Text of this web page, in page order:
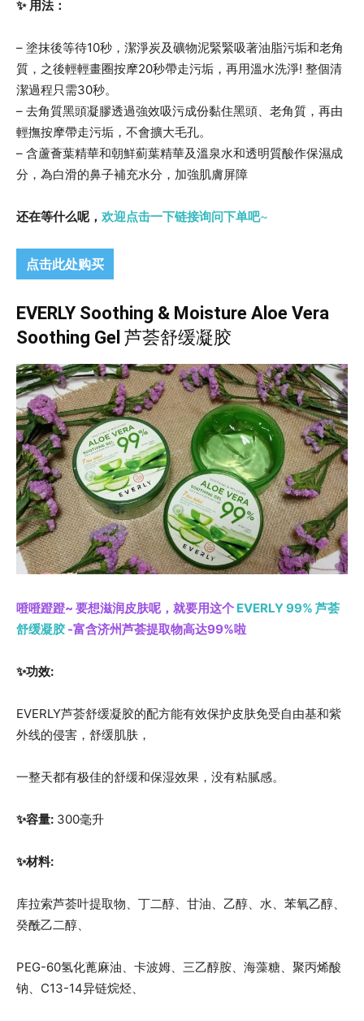
✨ 用法：
– 塗抹後等待10秒，潔淨炭及礦物泥緊緊吸著油脂污垢和老角
質，之後輕輕畫圈按摩20秒帶走污垢，再用溫水洗淨! 整個清
潔過程只需30秒。
– 去角質黑頭凝膠透過強效吸污成份黏住黑頭、老角質，再由
輕撫按摩帶走污垢，不會擴大毛孔。
– 含蘆薈葉精華和朝鮮薊葉精華及溫泉水和透明質酸作保濕成
分，為白滑的鼻子補充水分，加強肌膚屏障
还在等什么呢， 欢迎点击一下链接询问下单吧~
点击此处购买
EVERLY Soothing & Moisture Aloe Vera
Soothing Gel 芦荟舒缓凝胶
噔噔蹬蹬~ 要想滋润皮肤呢，就要用这个 EVERLY 99% 芦荟
舒缓凝胶 -富含济州芦荟提取物高达99%啦
✨功效:
EVERLY芦荟舒缓凝胶的配方能有效保护皮肤免受自由基和紫
外线的侵害，舒缓肌肤，
一整天都有极佳的舒缓和保湿效果，没有粘腻感。
✨容量: 300毫升
✨材料:
库拉索芦荟叶提取物、丁二醇、甘油、乙醇、水、苯氧乙醇、
癸酰乙二醇、
PEG-60氢化蓖麻油、卡波姆、三乙醇胺、海藻糖、聚丙烯酸
钠、C13-14异链烷烃、